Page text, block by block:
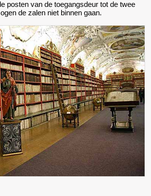
posten van de toegangsdeur tot de twee
de zalen niet binnen gaan.